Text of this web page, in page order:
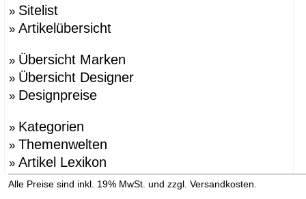
» Sitelist
» Artikelübersicht
» Übersicht Marken
» Übersicht Designer
» Designpreise
» Kategorien
» Themenwelten
» Artikel Lexikon
Alle Preise sind inkl. 19% MwSt. und zzgl. Versandkosten.